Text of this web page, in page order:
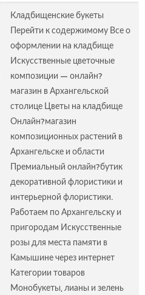
Кладбищенские букеты
Перейти к содержимому Все о
оформлении на кладбище
Искусственные цветочные
композиции — онлайн?
магазин в Архангельской
столице Цветы на кладбище
Онлайн?магазин
композиционных растений в
Архангельске и области
Премиальный онлайн?бутик
декоративной флористики и
интерьерной флористики.
Работаем по Архангельску и
пригородам Искусственные
розы для места памяти в
Камышине через интернет
Категории товаров
Монобукеты, лианы и зелень